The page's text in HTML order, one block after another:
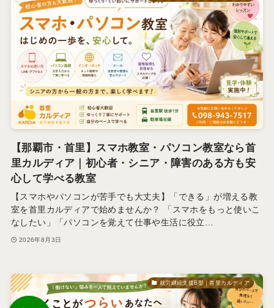
【那覇市・首里】スマホ教室・パソコン教室なら首
里カルディア｜初心者・シニア・障害のある方も安
心して学べる教室
【スマホやパソコンが苦手でも大丈夫】「できる」が増える教
室を首里カルディアで始めませんか？ 「スマホをもっと使いこ
なしたい」「パソコンを覚えて仕事や生活に役立…
2026年8月3日
就労継続支援B型｜首里カルディア